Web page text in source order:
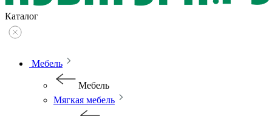
Каталог
Мебель
Мебель
Мягкая мебель